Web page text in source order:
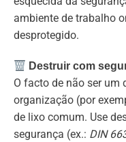
ambiente de trabalho
desprotegido.
Destruir com
O facto de não ser um
organização (por
de lixo comum. Use
segurança (ex.: DIN